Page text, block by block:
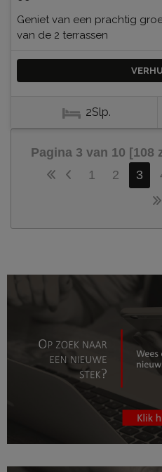
Geniet van een prachtig
van de 2 terrassen
2Slp.
Pagina 3 van 10 [108
1
2 3